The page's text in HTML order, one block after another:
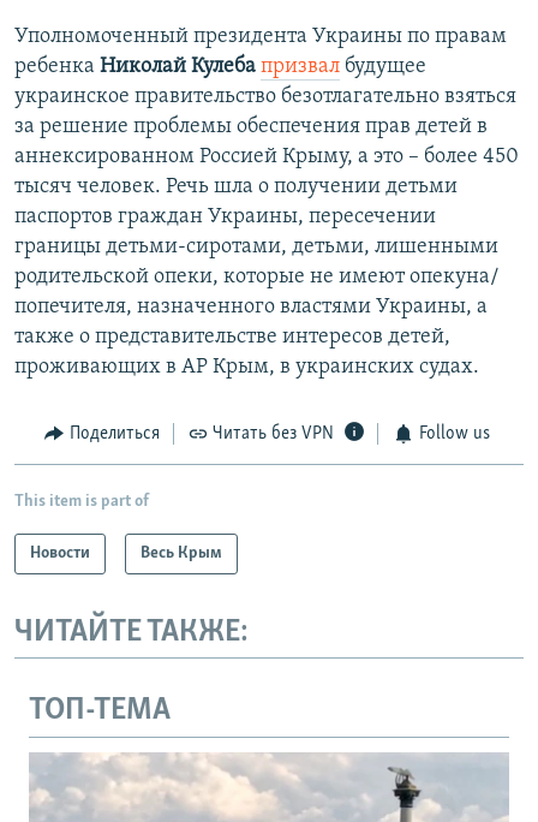
Уполномоченный президента Украины по правам
ребенка Николай Кулеба призвал будущее
украинское правительство безотлагательно взяться
за решение проблемы обеспечения прав детей в
аннексированном Россией Крыму, а это – более 450
тысяч человек. Речь шла о получении детьми
паспортов граждан Украины, пересечении
границы детьми-сиротами, детьми, лишенными
родительской опеки, которые не имеют опекуна/
попечителя, назначенного властями Украины, а
также о представительстве интересов детей,
проживающих в АР Крым, в украинских судах.
Поделиться Читать без VPN Follow us
This item is part of
Новости Весь Крым
ЧИТАЙТЕ ТАКЖЕ:
ТОП-ТЕМА